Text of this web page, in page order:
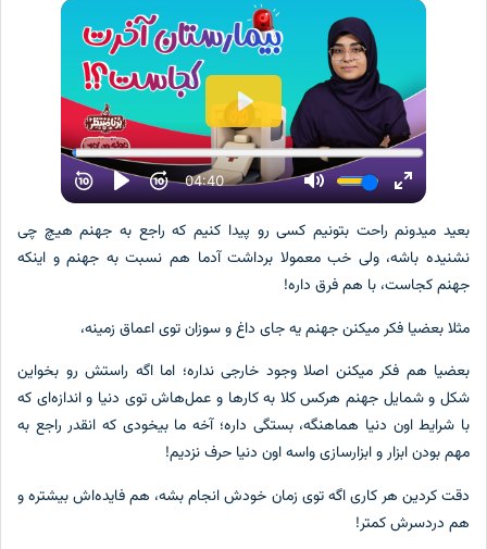
میدونم راحت بتونیم کسی رو پیدا کنیم که راجع به جهنم هیچ چی
باشه، ولی خب معمولا برداشت آدما هم نسبت به جهنم و اینکه
کجاست، با هم فرق داره!
بعضیا فکر میکنن جهنم یه جای داغ و سوزان توی اعماق زمینه،
هم فکر میکنن اصلا وجود خارجی نداره؛ اما اگه راستش رو بخواین
و شمایل جهنم هرکس کلا به کارها و عمل‌هاش توی دنیا و اندازه‌ای که
شرایط اون دنیا هماهنگه، بستگی داره؛ آخه ما بیخودی که انقدر راجع به
بودن ابزار و ابزارسازی واسه اون دنیا حرف نزدیم!
کردین هر کاری اگه توی زمان خودش انجام بشه، هم فایده‌اش بیشتره و
دردسرش کمتر!